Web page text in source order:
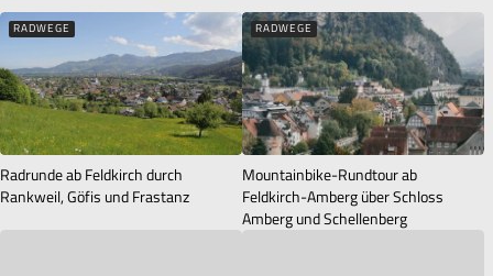
RADWEGE
Radrunde ab Feldkirch durch
Rankweil, Göfis und Frastanz
RADWEGE
Mountainbike-Rundtour ab
Feldkirch-Amberg über Schloss
Amberg und Schellenberg